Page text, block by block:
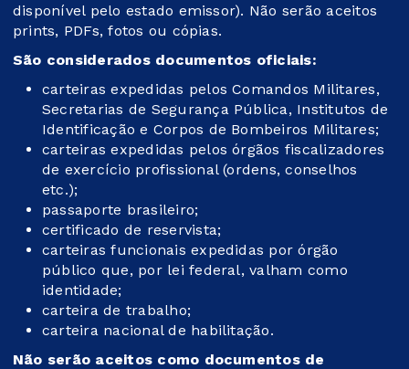
disponível pelo estado emissor). Não serão aceitos
prints, PDFs, fotos ou cópias.
São considerados documentos oficiais:
carteiras expedidas pelos Comandos Militares,
Secretarias de Segurança Pública, Institutos de
Identificação e Corpos de Bombeiros Militares;
carteiras expedidas pelos órgãos fiscalizadores
de exercício profissional (ordens, conselhos
etc.);
passaporte brasileiro;
certificado de reservista;
carteiras funcionais expedidas por órgão
público que, por lei federal, valham como
identidade;
carteira de trabalho;
carteira nacional de habilitação.
Não serão aceitos como documentos de